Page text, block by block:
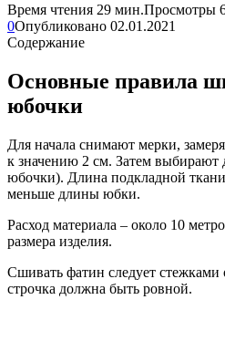
Время чтения 29 мин.Просмотры
0Опубликовано 02.01.2021
Содержание
Основные правила
юбочки
Для начала снимают мерки,
к значению 2 см. Затем выбирают
юбочки). Длина подкладной
меньше длины юбки.
Расход материала – около 10
размера изделия.
Сшивать фатин следует
строчка должна быть ровной.